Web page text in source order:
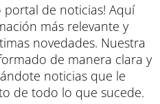
portal de noticias! Aquí
más relevante y
novedades. Nuestra
de manera clara y
noticias que le
de todo lo que sucede.